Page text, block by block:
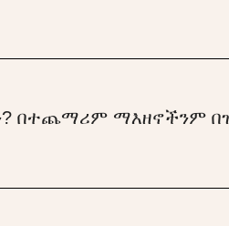
በተጨማሪም ማእዘኖችንም